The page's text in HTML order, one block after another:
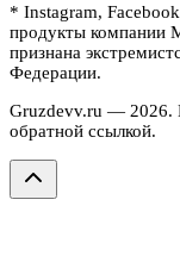
* Instagram,
продукты компании
признана
Федерации.
Gruzdevv.ru — 2026.
обратной ссылкой.